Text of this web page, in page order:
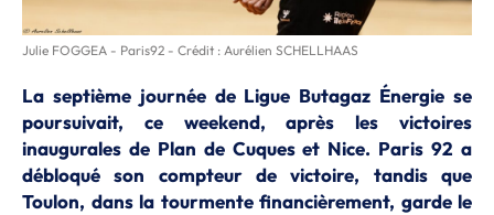
Julie FOGGEA - Paris92 - Crédit : Aurélien SCHELLHAAS
La septième journée de Ligue Butagaz Énergie se
poursuivait, ce weekend, après les victoires
inaugurales de Plan de Cuques et Nice. Paris 92 a
débloqué son compteur de victoire, tandis que
Toulon, dans la tourmente financièrement, garde le